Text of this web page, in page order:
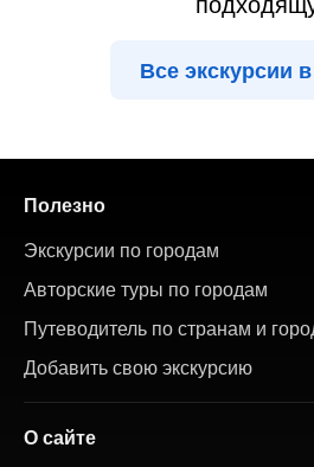
Все экскурсии
Полезно
Экскурсии по городам
Авторские туры по городам
Путеводитель по странам и
Добавить свою экскурсию
О сайте